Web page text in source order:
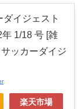
イジェスト
1/18 号 [雑
ッカーダイジ
楽天市場